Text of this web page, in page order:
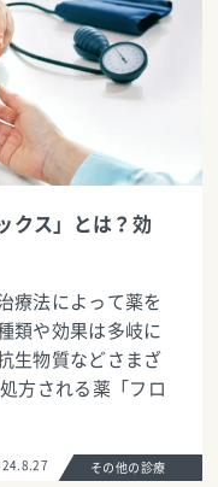
クス」とは？効
療法によって薬を
類や効果は多岐に
生物質などさまざ
方される薬「フロ
その他の診療